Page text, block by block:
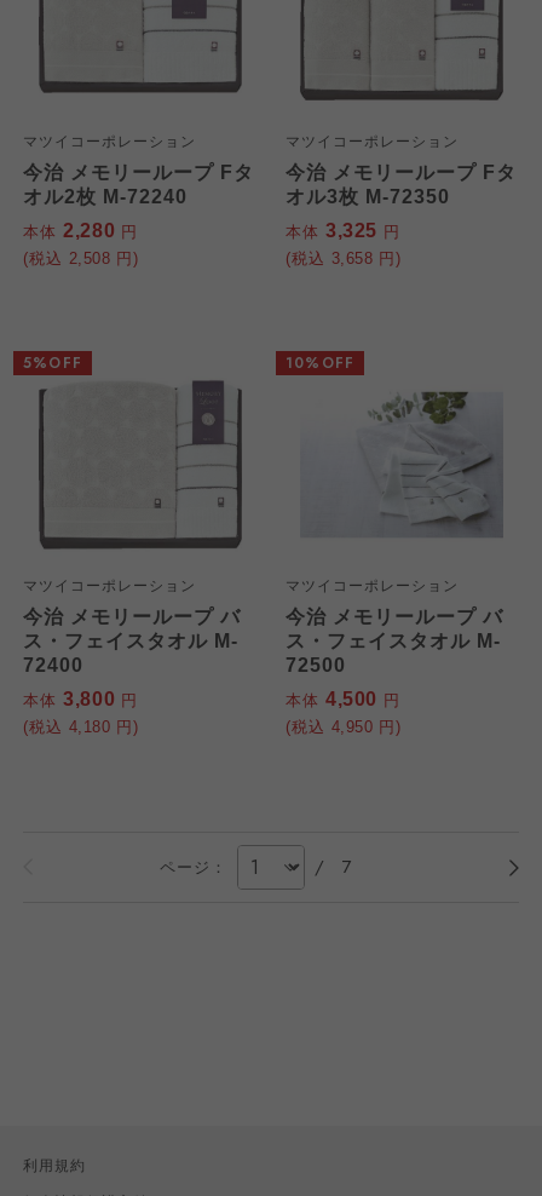
マツイコーポレーション
今治 メモリーループ Fタ
オル2枚 M-72240
本体 2,280 円
(税込 2,508 円)
マツイコーポレーション
今治 メモリーループ Fタ
オル3枚 M-72350
本体 3,325 円
(税込 3,658 円)
マツイコーポレーション
今治 メモリーループ バ
ス・フェイスタオル M-
72400
本体 3,800 円
(税込 4,180 円)
5%OFF
マツイコーポレーション
今治 メモリーループ バ
ス・フェイスタオル M-
72500
本体 4,500 円
(税込 4,950 円)
10%OFF
ページ： / 7
利用規約